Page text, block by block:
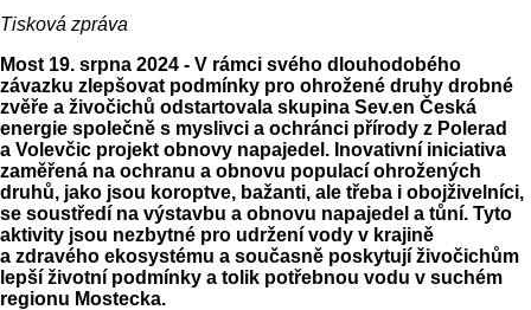
Tisková zpráva
Most 19. srpna 2024 - V rámci svého dlouhodobého
závazku zlepšovat podmínky pro ohrožené druhy drobné
zvěře a živočichů odstartovala skupina Sev.en Česká
energie společně s myslivci a ochránci přírody z Polerad
a Volevčic projekt obnovy napajedel. Inovativní iniciativa
zaměřená na ochranu a obnovu populací ohrožených
druhů, jako jsou koroptve, bažanti, ale třeba i obojživelníci,
se soustředí na výstavbu a obnovu napajedel a tůní. Tyto
aktivity jsou nezbytné pro udržení vody v krajině
a zdravého ekosystému a současně poskytují živočichům
lepší životní podmínky a tolik potřebnou vodu v suchém
regionu Mostecka.